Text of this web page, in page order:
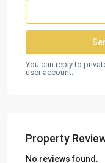
You can reply to
user account.
Property
No reviews found.